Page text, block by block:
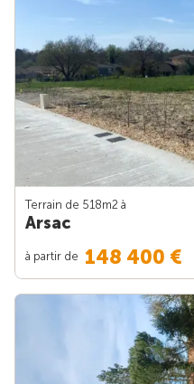
Terrain de 518m2 à
Arsac
à partir de 148 400 €